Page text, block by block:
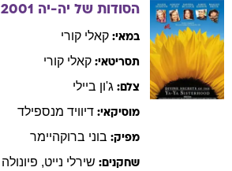
הסודות של יה-יה 2001
במאי: קאלי קורי
תסריטאי: קאלי קורי
צלם: ג'ון ביילי
מוסיקאי: דיוויד מנספילד
מפיק: בוני ברוקהיימר
שחקנים: שירלי נייט, פיונולה